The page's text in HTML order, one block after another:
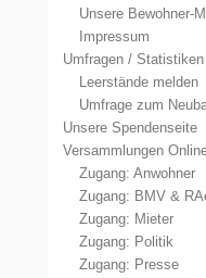
Unsere Bewohner-
Impressum
Umfragen / Statistiken
Leerstände melden
Umfrage zum
Unsere Spendenseite
Versammlungen
Zugang: Anwohner
Zugang: BMV &
Zugang: Mieter
Zugang: Politik
Zugang: Presse